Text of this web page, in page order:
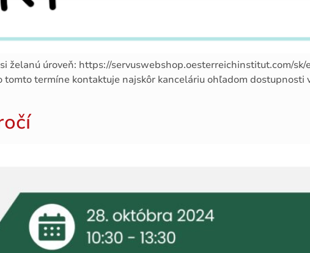
želanú úroveň: https://servuswebshop.oesterreichinstitut.com/sk/
termíne kontaktuje najskôr kanceláriu ohľadom dostupnosti